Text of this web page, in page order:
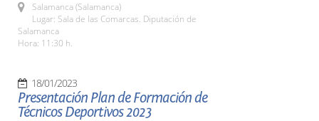
Salamanca (Salamanca)
Lugar: Sala de las Comarcas. Diputación de
Salamanca
Hora: 11:30 h.
18/01/2023
Presentación Plan de Formación de
Técnicos Deportivos 2023